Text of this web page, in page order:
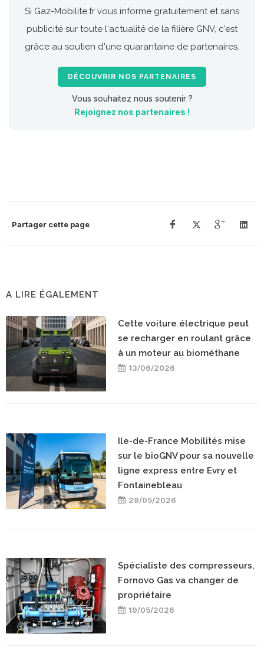
Si Gaz-Mobilite.fr vous informe gratuitement et sans
publicité sur toute l'actualité de la filière GNV, c'est
grâce au soutien d'une quarantaine de partenaires.
DÉCOUVRIR NOS PARTENAIRES
Vous souhaitez nous soutenir ?
Rejoignez nos partenaires !
Partager cette page
A LIRE ÉGALEMENT
Cette voiture électrique peut
se recharger en roulant grâce
à un moteur au biométhane
13/06/2026
Ile-de-France Mobilités mise
sur le bioGNV pour sa nouvelle
ligne express entre Evry et
Fontainebleau
28/05/2026
Spécialiste des compresseurs,
Fornovo Gas va changer de
propriétaire
19/05/2026